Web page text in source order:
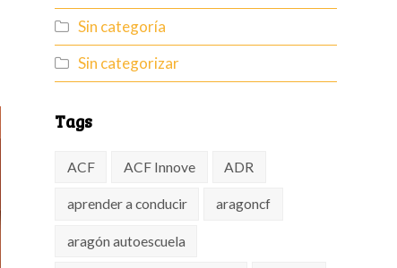
Sin categoría
Sin categorizar
Tags
ACF ACF Innove ADR
aprender a conducir aragoncf
aragón autoescuela